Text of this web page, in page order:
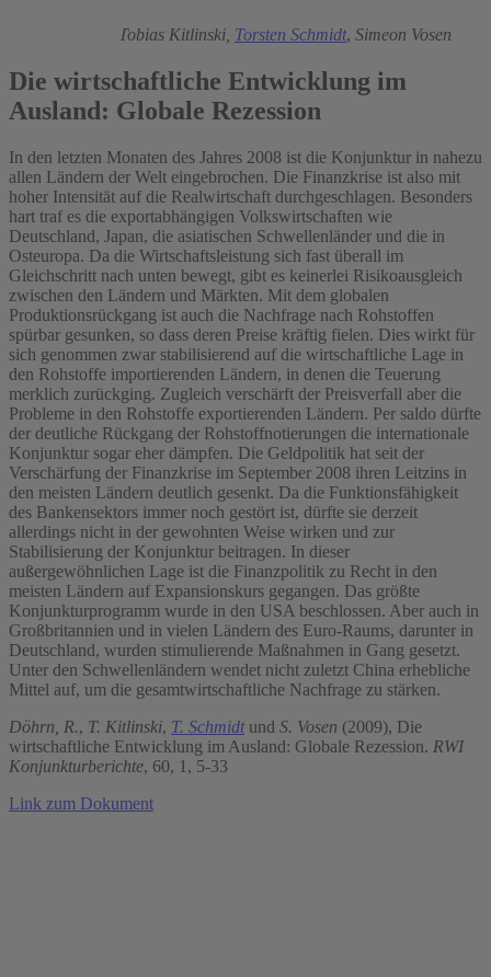
Tobias Kitlinski, Torsten Schmidt, Simeon Vosen
Die wirtschaftliche Entwicklung im
Ausland: Globale Rezession
In den letzten Monaten des Jahres 2008 ist die Konjunktur in nahezu
allen Ländern der Welt eingebrochen. Die Finanzkrise ist also mit
hoher Intensität auf die Realwirtschaft durchgeschlagen. Besonders
hart traf es die exportabhängigen Volkswirtschaften wie
Deutschland, Japan, die asiatischen Schwellenländer und die in
Osteuropa. Da die Wirtschaftsleistung sich fast überall im
Gleichschritt nach unten bewegt, gibt es keinerlei Risikoausgleich
zwischen den Ländern und Märkten. Mit dem globalen
Produktionsrückgang ist auch die Nachfrage nach Rohstoffen
spürbar gesunken, so dass deren Preise kräftig fielen. Dies wirkt für
sich genommen zwar stabilisierend auf die wirtschaftliche Lage in
den Rohstoffe importierenden Ländern, in denen die Teuerung
merklich zurückging. Zugleich verschärft der Preisverfall aber die
Probleme in den Rohstoffe exportierenden Ländern. Per saldo dürfte
der deutliche Rückgang der Rohstoffnotierungen die internationale
Konjunktur sogar eher dämpfen. Die Geldpolitik hat seit der
Verschärfung der Finanzkrise im September 2008 ihren Leitzins in
den meisten Ländern deutlich gesenkt. Da die Funktionsfähigkeit
des Bankensektors immer noch gestört ist, dürfte sie derzeit
allerdings nicht in der gewohnten Weise wirken und zur
Stabilisierung der Konjunktur beitragen. In dieser
außergewöhnlichen Lage ist die Finanzpolitik zu Recht in den
meisten Ländern auf Expansionskurs gegangen. Das größte
Konjunkturprogramm wurde in den USA beschlossen. Aber auch in
Großbritannien und in vielen Ländern des Euro-Raums, darunter in
Deutschland, wurden stimulierende Maßnahmen in Gang gesetzt.
Unter den Schwellenländern wendet nicht zuletzt China erhebliche
Mittel auf, um die gesamtwirtschaftliche Nachfrage zu stärken.
Döhrn, R., T. Kitlinski, T. Schmidtund S. Vosen (2009), Die
wirtschaftliche Entwicklung im Ausland: Globale Rezession. RWI
Konjunkturberichte, 60, 1, 5-33
Link zum Dokument